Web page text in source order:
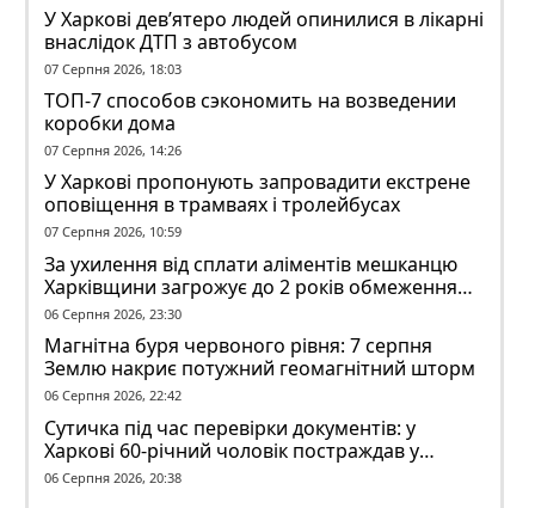
У Харкові дев’ятеро людей опинилися в лікарні
внаслідок ДТП з автобусом
07 Серпня 2026, 18:03
ТОП-7 способов сэкономить на возведении
коробки дома
07 Серпня 2026, 14:26
У Харкові пропонують запровадити екстрене
оповіщення в трамваях і тролейбусах
07 Серпня 2026, 10:59
За ухилення від сплати аліментів мешканцю
Харківщини загрожує до 2 років обмеження
волі
06 Серпня 2026, 23:30
Магнітна буря червоного рівня: 7 серпня
Землю накриє потужний геомагнітний шторм
06 Серпня 2026, 22:42
Сутичка під час перевірки документів: у
Харкові 60-річний чоловік постраждав у
конфлікті з ТЦК
06 Серпня 2026, 20:38